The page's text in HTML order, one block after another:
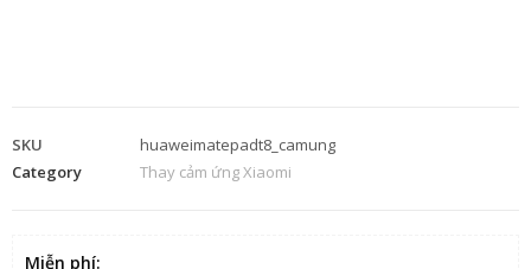
SKU
huaweimatepadt8_camung
Category
Thay cảm ứng Xiaomi
Miễn phí: